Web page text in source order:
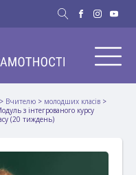
> Вчителю > молодших класів >
з інтегрованого курсу
(20 тиждень)